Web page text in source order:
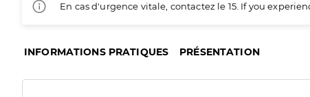
En cas d'urgence vitale, contactez le 15. If you
INFORMATIONS PRATIQUES PRÉSENTATION